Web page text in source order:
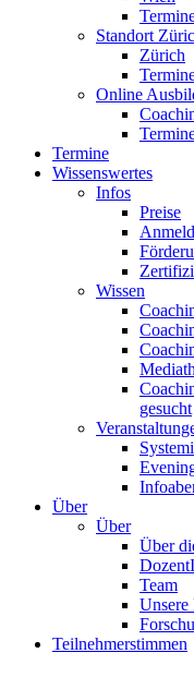
Standort
Zürich
Online
Termine
Wissenswertes
Infos
Preise
Wissen
gesucht
Über
Über
Über
Team
Unsere
Teilnehmerstimmen